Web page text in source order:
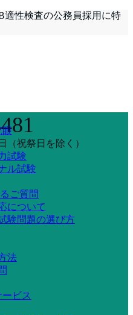
適性検査の公務員採用に特
（祝祭日を除く）
試験
ル試験
ご質問
について
験問題の選び方
法
ビス